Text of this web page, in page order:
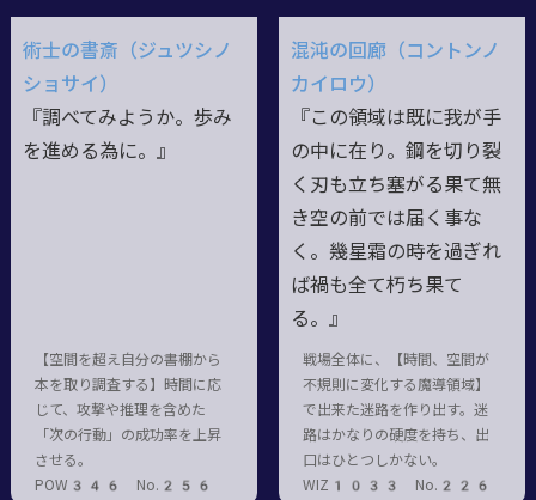
術士の書斎（ジュツシノ
ショサイ）
『調べてみようか。歩み
を進める為に。』
【空間を超え自分の書棚から
本を取り調査する】時間に応
じて、攻撃や推理を含めた
「次の行動」の成功率を上昇
させる。
POW346 No.256
混沌の回廊（コントンノ
カイロウ）
『この領域は既に我が手
の中に在り。鋼を切り裂
く刃も立ち塞がる果て無
き空の前では届く事な
く。幾星霜の時を過ぎれ
ば禍も全て朽ち果て
る。』
戦場全体に、【時間、空間が
不規則に変化する魔導領域】
で出来た迷路を作り出す。迷
路はかなりの硬度を持ち、出
口はひとつしかない。
WIZ1033 No.226